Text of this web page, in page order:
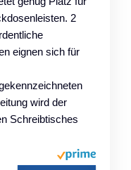
2
eignen sich für
wird der
Schreibtisches